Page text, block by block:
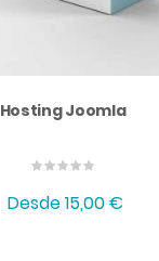
Hosting Joomla
Desde15,00 €